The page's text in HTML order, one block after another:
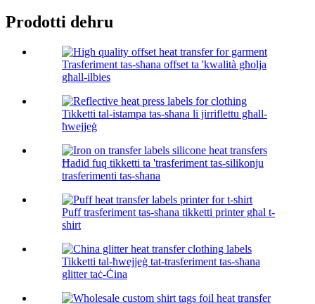
Prodotti dehru
Trasferiment tas-sħana offset ta 'kwalità għolja
għall-ilbies
Tikketti tal-istampa tas-sħana li jirriflettu għall-
ħwejjeġ
Ħadid fuq tikketti ta 'trasferiment tas-silikonju
trasferimenti tas-sħana
Puff trasferiment tas-sħana tikketti printer għal t-
shirt
Tikketti tal-ħwejjeġ tat-trasferiment tas-sħana
glitter taċ-Ċina